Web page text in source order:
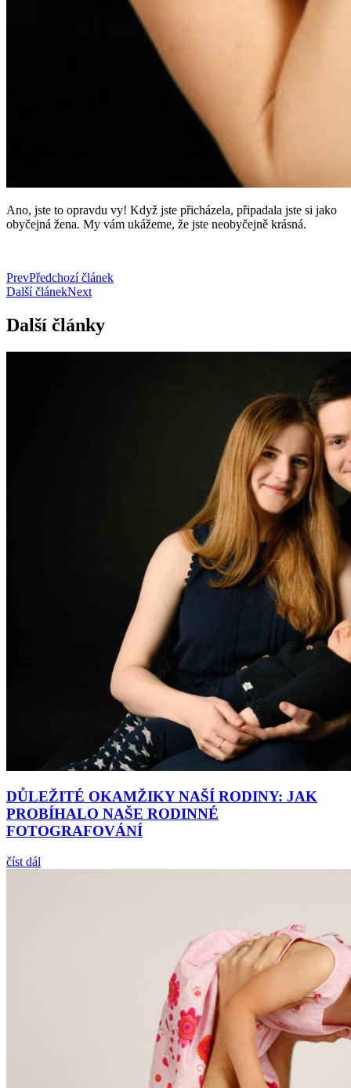
Ano, jste to opravdu vy! Když jste přicházela, připadala jste si jako
obyčejná žena. My vám ukážeme, že jste neobyčejně krásná.
PrevPředchozí článek
Další článekNext
Další články
DŮLEŽITÉ OKAMŽIKY NAŠÍ RODINY: JAK
PROBÍHALO NAŠE RODINNÉ
FOTOGRAFOVÁNÍ
číst dál